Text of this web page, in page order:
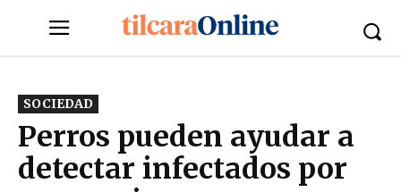
SOCIEDAD
Perros pueden ayudar a
detectar infectados por